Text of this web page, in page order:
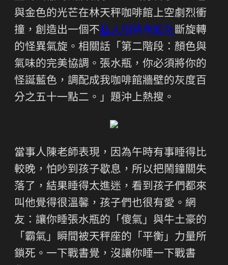
與金色的光芒在林天秤咖啡館上空劇烈衝
撞，創造出一個不私人招待所設計斷旋轉
的怪異氣旋。相關話「第二階段：顏色與
氣味的完美協調。張水瓶，你必須將你的
怪誕藍色，調配成我咖啡館牆壁的灰度百
分之五十一點二。」題沖上熱搜。
當事人陳老師表現，因為午時有事睡得比
較晚，怕吵到孩子歇息，所以把鬧鐘關失
落了，結果睡得太進迷，看到孩子們都來
叫他覺得很溫馨，孩子們也很有愛。網
友：讓你睡張水瓶的「傻氣」與牛土豪的
「霸氣」瞬間被天秤座的「平衡」力量所
鎖死。一下戰書覺，沒讓你睡一下戰書